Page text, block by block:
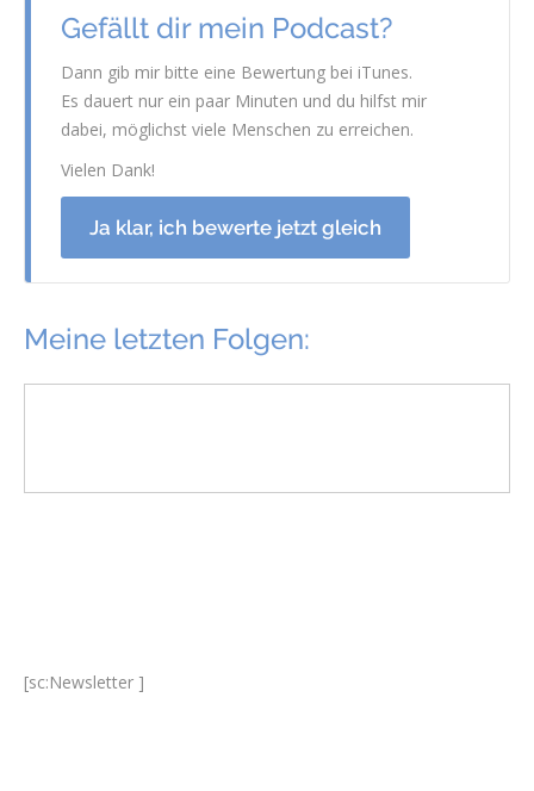
Gefällt dir mein Podcast?
Dann gib mir bitte eine Bewertung bei iTunes.
Es dauert nur ein paar Minuten und du hilfst mir
dabei, möglichst viele Menschen zu erreichen.
Vielen Dank!
Ja klar, ich bewerte jetzt gleich
Meine letzten Folgen:
[sc:Newsletter ]